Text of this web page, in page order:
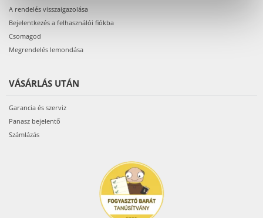
A rendelés visszaigazolása
Bejelentkezés a felhasználói fiókba
Csomagod
Megrendelés lemondása
VÁSÁRLÁS UTÁN
Garancia és szerviz
Panasz bejelentő
Számlázás